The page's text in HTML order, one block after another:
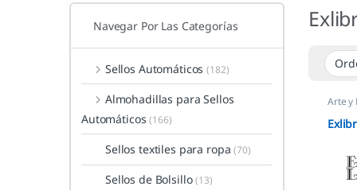
Arte y
Navegar Por Las Categorías
Sellos Automáticos(182)
Almohadillas para Sellos
Automáticos(166)
Sellos textiles para ropa(70)
Sellos de Bolsillo(13)